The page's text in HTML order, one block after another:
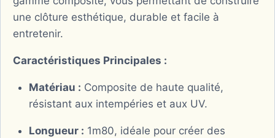
une clôture esthétique, durable et facile à
entretenir.
Caractéristiques Principales :
Matériau : Composite de haute qualité,
résistant aux intempéries et aux UV.
Longueur : 1m80, idéale pour créer des